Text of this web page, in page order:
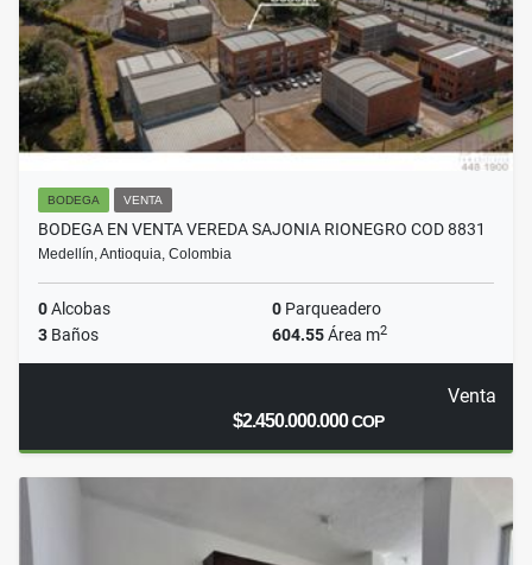
BODEGA VENTA
BODEGA EN VENTA VEREDA SAJONIA RIONEGRO COD 8831
Medellín, Antioquia, Colombia
0Alcobas 0 Parqueadero
3 Baños 604.55Área m2
Venta
$2.450.000.000COP